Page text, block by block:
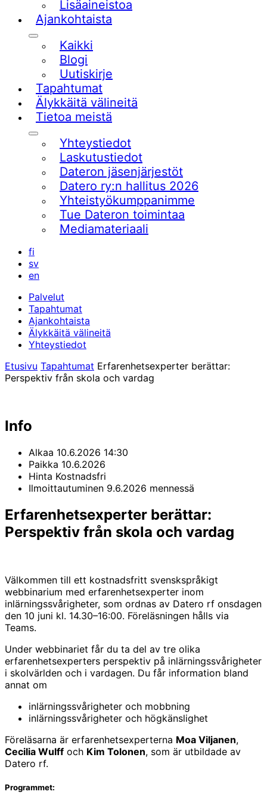
Lisäaineistoa
Ajankohtaista
AlavalikkoKaikki
Blogi
Uutiskirje
Tapahtumat
Älykkäitä välineitä
Tietoa meistä
AlavalikkoYhteystiedot
Laskutustiedot
Dateron jäsenjärjestöt
Datero ry:n hallitus 2026
Yhteistyökumppanimme
Tue Dateron toimintaa​
Mediamateriaali
fi
sv
en
Palvelut
Tapahtumat
Ajankohtaista
Älykkäitä välineitä
Yhteystiedot
Etusivu Tapahtumat Erfarenhetsexperter berättar:
Perspektiv från skola och vardag
Info
Alkaa 10.6.2026 14:30
Paikka 10.6.2026
Hinta Kostnadsfri
Ilmoittautuminen 9.6.2026 mennessä
Erfarenhetsexperter berättar:
Perspektiv från skola och vardag
Välkommen till ett kostnadsfritt svenskspråkigt
webbinarium med erfarenhetsexperter inom
inlärningssvårigheter, som ordnas av Datero rf onsdagen
den 10 juni kl. 14.30–16:00. Föreläsningen hålls via
Teams.
Under webbinariet får du ta del av tre olika
erfarenhetsexperters perspektiv på inlärningssvårigheter
i skolvärlden och i vardagen. Du får information bland
annat om
inlärningssvårigheter och mobbning
inlärningssvårigheter och högkänslighet
Föreläsarna är erfarenhetsexperterna Moa Viljanen,
Cecilia Wulff och Kim Tolonen, som är utbildade av
Datero rf.
Programmet: